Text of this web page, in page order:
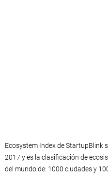
Ecosystem Index de StartupBlink
2017 y es la clasificación de
del mundo de: 1000 ciudades y